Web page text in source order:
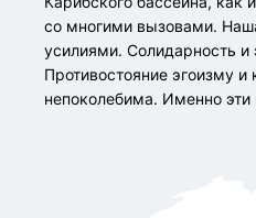
со многими вызовами.
усилиями. Солидарность и
Противостояние эгоизму и
непоколебима. Именно эти